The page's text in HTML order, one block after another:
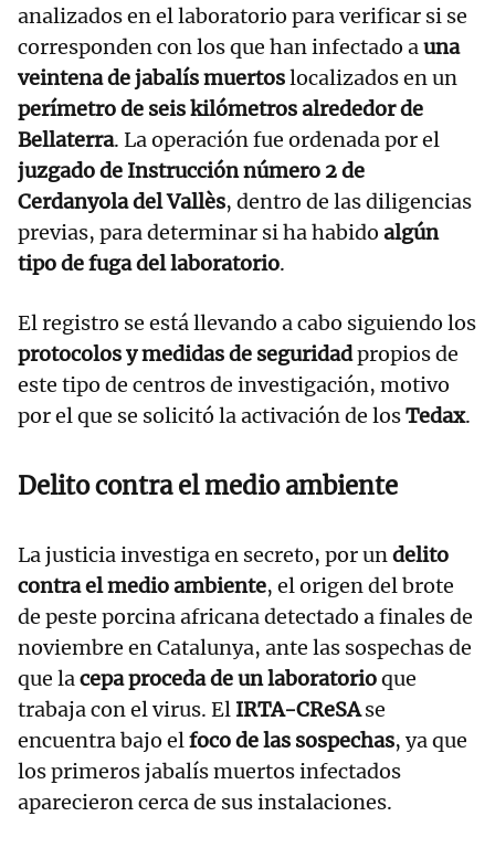
analizados en el laboratorio para verificar si se
corresponden con los que han infectado auna
veintena de jabalís muertoslocalizados en un
perímetro de seis kilómetros alrededor de
Bellaterra. La operación fue ordenada por el
juzgado de Instrucción número 2 de
Cerdanyola del Vallès, dentro de las diligencias
previas, para determinar si ha habido algún
tipo de fuga del laboratorio.
El registro se está llevando a cabo siguiendo los
protocolos y medidas de seguridadpropios de
este tipo de centros de investigación, motivo
por el que se solicitó la activación de losTedax.
Delito contra el medio ambiente
La justicia investiga en secreto, por undelito
contra el medio ambiente, el origen del brote
de peste porcina africana detectado a finales de
noviembre en Catalunya, ante las sospechas de
que lacepa proceda de un laboratorioque
trabaja con el virus. El IRTA-CReSAse
encuentra bajo elfoco de las sospechas, ya que
los primeros jabalís muertos infectados
aparecieron cerca de sus instalaciones.